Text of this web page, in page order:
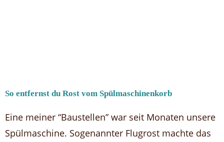
So entfernst du Rost vom Spülmaschinenkorb
Eine meiner “Baustellen” war seit Monaten unsere
Spülmaschine. Sogenannter Flugrost machte das